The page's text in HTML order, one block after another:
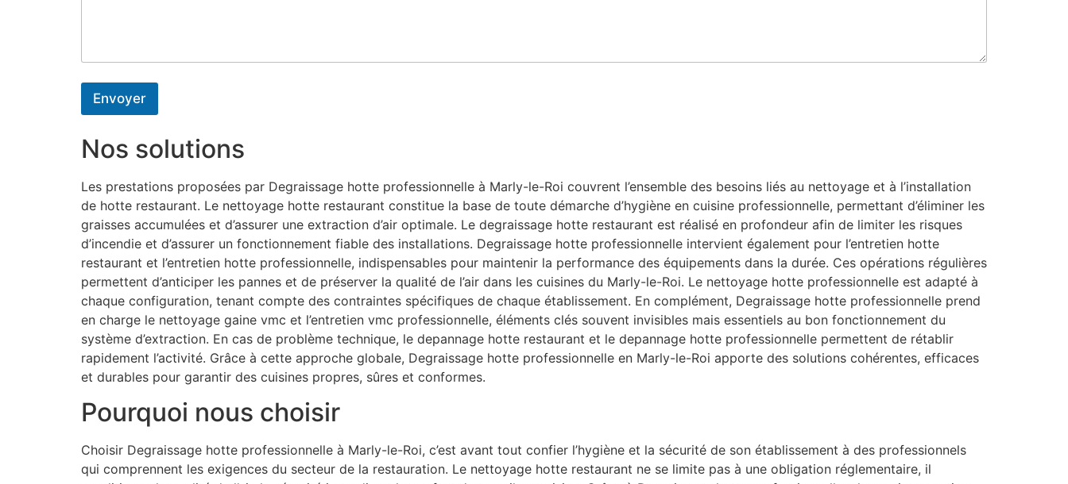
Envoyer
Nos solutions
Les prestations proposées par Degraissage hotte professionnelle à Marly-le-Roi couvrent l’ensemble des besoins liés au nettoyage et à l’installation
de hotte restaurant. Le nettoyage hotte restaurant constitue la base de toute démarche d’hygiène en cuisine professionnelle, permettant d’éliminer les
graisses accumulées et d’assurer une extraction d’air optimale. Le degraissage hotte restaurant est réalisé en profondeur afin de limiter les risques
d’incendie et d’assurer un fonctionnement fiable des installations. Degraissage hotte professionnelle intervient également pour l’entretien hotte
restaurant et l’entretien hotte professionnelle, indispensables pour maintenir la performance des équipements dans la durée. Ces opérations régulières
permettent d’anticiper les pannes et de préserver la qualité de l’air dans les cuisines du Marly-le-Roi. Le nettoyage hotte professionnelle est adapté à
chaque configuration, tenant compte des contraintes spécifiques de chaque établissement. En complément, Degraissage hotte professionnelle prend
en charge le nettoyage gaine vmc et l’entretien vmc professionnelle, éléments clés souvent invisibles mais essentiels au bon fonctionnement du
système d’extraction. En cas de problème technique, le depannage hotte restaurant et le depannage hotte professionnelle permettent de rétablir
rapidement l’activité. Grâce à cette approche globale, Degraissage hotte professionnelle en Marly-le-Roi apporte des solutions cohérentes, efficaces
et durables pour garantir des cuisines propres, sûres et conformes.
Pourquoi nous choisir
Choisir Degraissage hotte professionnelle à Marly-le-Roi, c’est avant tout confier l’hygiène et la sécurité de son établissement à des professionnels
qui comprennent les exigences du secteur de la restauration. Le nettoyage hotte restaurant ne se limite pas à une obligation réglementaire, il